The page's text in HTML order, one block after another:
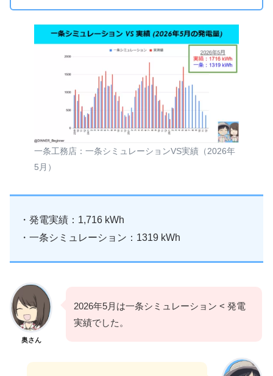
一条工務店：一条シミュレーションVS実績（2026年
5月）
・発電実績：1,716 kWh
・一条シミュレーション：1319 kWh
奥さん
2026年5月は一条シミュレーション < 発電
実績でした。